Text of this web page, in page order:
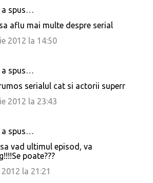
a spus…
aflu mai multe despre serial
2012 la 14:50
a spus…
serialul cat si actorii superr
2012 la 23:43
a spus…
vad ultimul episod, va
poate???
la 21:21